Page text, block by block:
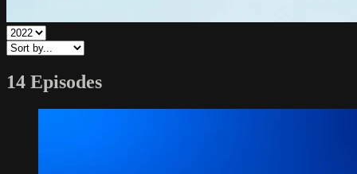
14 Episodes